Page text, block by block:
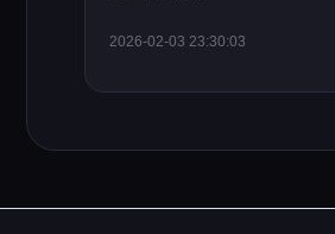
2026-02-03 23:30:03